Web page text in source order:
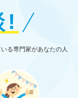
!
る専門家があなたの人